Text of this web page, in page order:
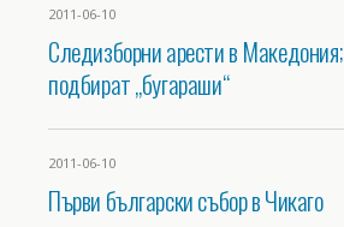
2011-06-10
Следизборни арести в Македония;
подбират „бугараши“
2011-06-10
Първи български събор в Чикаго